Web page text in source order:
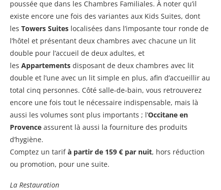
poussée que dans les Chambres Familiales. À noter qu’il
existe encore une fois des variantes aux Kids Suites, dont
les Towers Suites localisées dans l’imposante tour ronde de
l’hôtel et présentant deux chambres avec chacune un lit
double pour l’accueil de deux adultes, et
les Appartements disposant de deux chambres avec lit
double et l’une avec un lit simple en plus, afin d’accueillir au
total cinq personnes. Côté salle-de-bain, vous retrouverez
encore une fois tout le nécessaire indispensable, mais là
aussi les volumes sont plus importants ; l’Occitane en
Provence assurent là aussi la fourniture des produits
d’hygiène.
Comptez un tarifà partir de 159 € par nuit, hors réduction
ou promotion, pour une suite.
La Restauration